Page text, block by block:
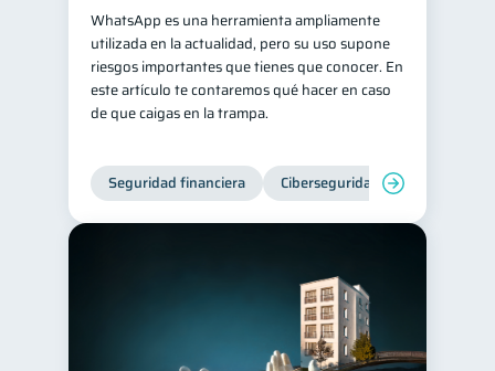
inversiones ahorro
Retiro 1 Doble sueldo 1
Gasto responsable
WhatsApp es una herramienta ampliamente
utilizada en la actualidad, pero su uso supone
riesgos importantes que tienes que conocer. En
este artículo te contaremos qué hacer en caso
de que caigas en la trampa.
Seguridad financiera Ciberseguridad